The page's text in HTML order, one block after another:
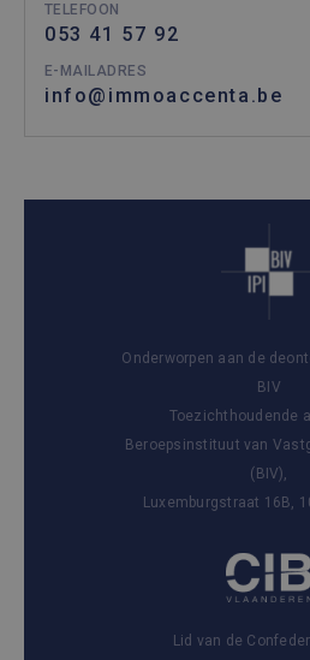
TELEFOON
053 41 57 92
E-MAILADRES
info@immoaccenta.be
Onderworpen aan de
BIV
Toezichthoudende
Beroepsinstituut van
(BIV),
Luxemburgstraat 16B,
Lid van de